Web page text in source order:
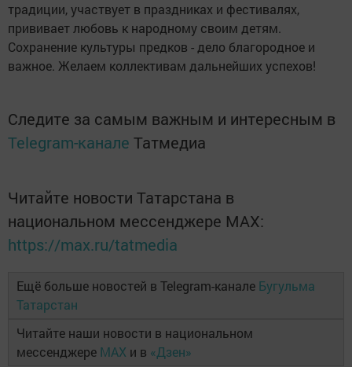
традиции, участвует в праздниках и фестивалях,
прививает любовь к народному своим детям.
Сохранение культуры предков - дело благородное и
важное. Желаем коллективам дальнейших успехов!
Следите за самым важным и интересным в
Telegram-канале Татмедиа
Читайте новости Татарстана в
национальном мессенджере MАХ:
https://max.ru/tatmedia
Ещё больше новостей в Telegram-канале Бугульма
Татарстан
Читайте наши новости в национальном
мессенджере MAX и в «Дзен»